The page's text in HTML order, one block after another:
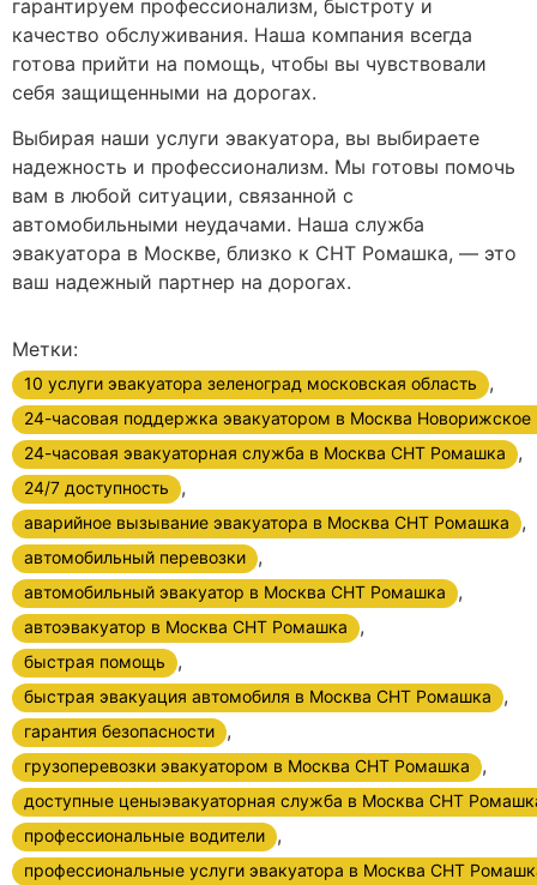
гарантируем профессионализм, быстроту и
качество обслуживания. Наша компания всегда
готова прийти на помощь, чтобы вы чувствовали
себя защищенными на дорогах.
Выбирая наши услуги эвакуатора, вы выбираете
надежность и профессионализм. Мы готовы помочь
вам в любой ситуации, связанной с
автомобильными неудачами. Наша служба
эвакуатора в Москве, близко к СНТ Ромашка, — это
ваш надежный партнер на дорогах.
Метки:
10 услуги эвакуатора зеленоград московская область ,
24-часовая поддержка эвакуатором в Москва Новорижское
24-часовая эвакуаторная служба в Москва СНТ Ромашка
,
24/7 доступность ,
аварийное вызывание эвакуатора в Москва СНТ Ромашка ,
автомобильный перевозки ,
автомобильный эвакуатор в Москва СНТ Ромашка ,
автоэвакуатор в Москва СНТ Ромашка ,
быстрая помощь ,
быстрая эвакуация автомобиля в Москва СНТ Ромашка ,
гарантия безопасности ,
грузоперевозки эвакуатором в Москва СНТ Ромашка ,
доступные ценыэвакуаторная служба в Москва СНТ
профессиональные водители
,
профессиональные услуги эвакуатора в Москва СНТ